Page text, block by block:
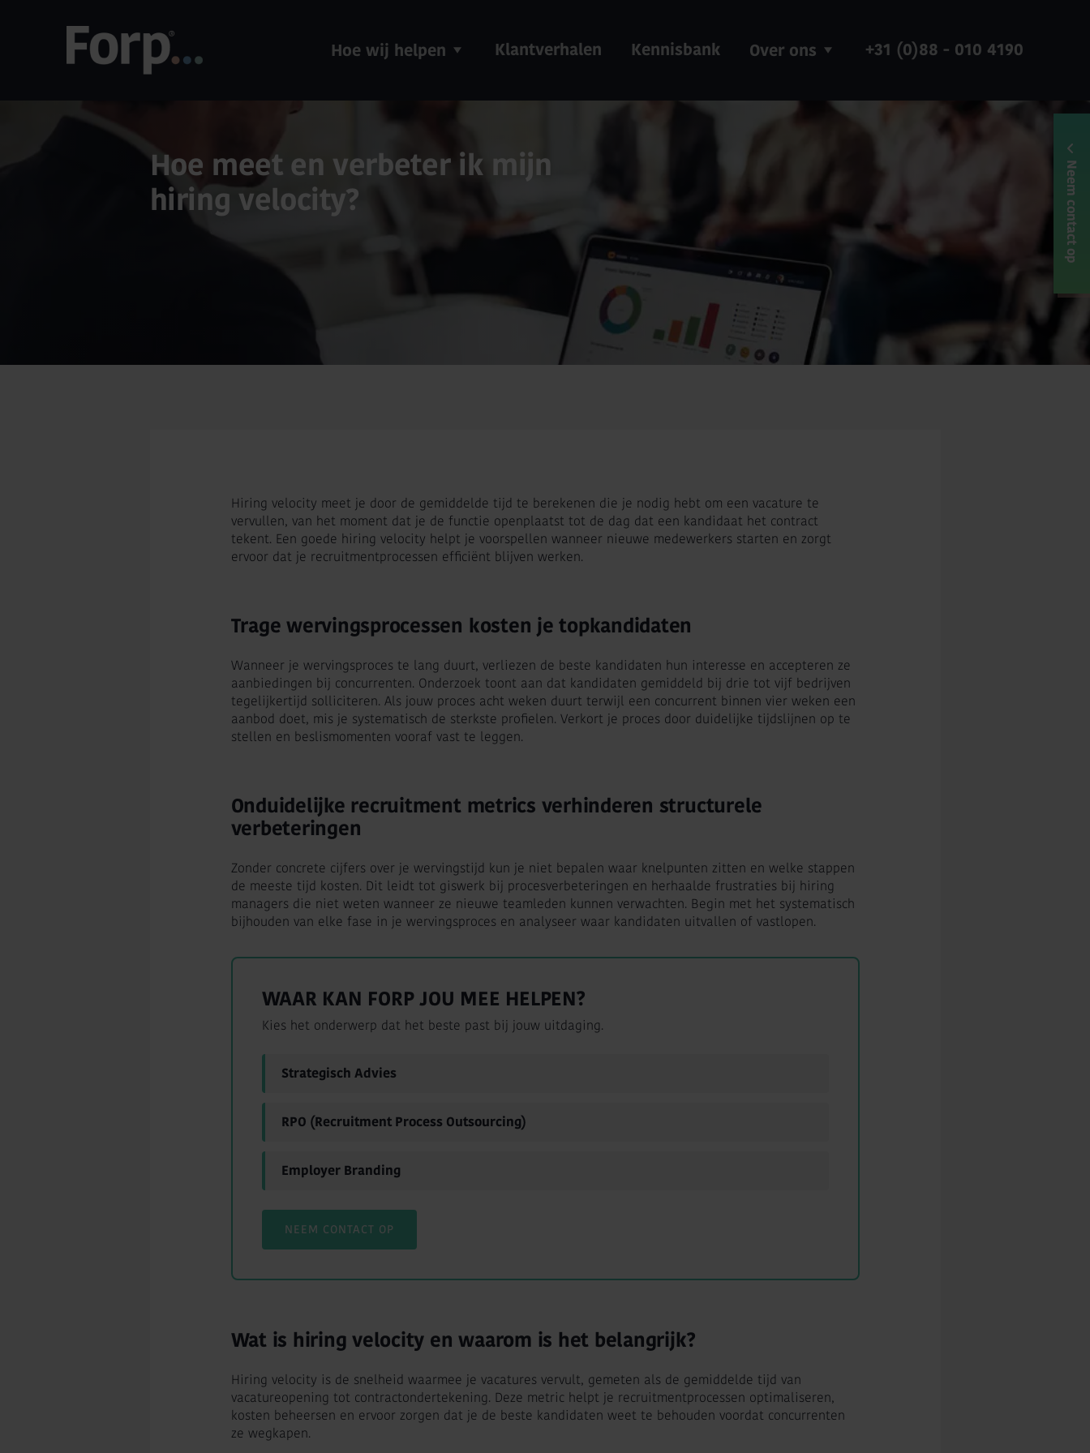
Hoe wij helpen Klantverhalen Kennisbank Over ons +31 (0)88 - 010 4190
Hoe meet en verbeter ik mijn
hiring velocity?
Hiring velocity meet je door de gemiddelde tijd te berekenen die je nodig hebt om een vacature te
vervullen, van het moment dat je de functie openplaatst tot de dag dat een kandidaat het contract
tekent. Een goede hiring velocity helpt je voorspellen wanneer nieuwe medewerkers starten en zorgt
ervoor dat je recruitmentprocessen efficiënt blijven werken.
Trage wervingsprocessen kosten je topkandidaten
Wanneer je wervingsproces te lang duurt, verliezen de beste kandidaten hun interesse en accepteren ze
aanbiedingen bij concurrenten. Onderzoek toont aan dat kandidaten gemiddeld bij drie tot vijf bedrijven
tegelijkertijd solliciteren. Als jouw proces acht weken duurt terwijl een concurrent binnen vier weken een
aanbod doet, mis je systematisch de sterkste profielen. Verkort je proces door duidelijke tijdslijnen op te
stellen en beslismomenten vooraf vast te leggen.
Onduidelijke recruitment metrics verhinderen structurele
verbeteringen
Zonder concrete cijfers over je wervingstijd kun je niet bepalen waar knelpunten zitten en welke stappen
de meeste tijd kosten. Dit leidt tot giswerk bij procesverbeteringen en herhaalde frustraties bij hiring
managers die niet weten wanneer ze nieuwe teamleden kunnen verwachten. Begin met het systematisch
bijhouden van elke fase in je wervingsproces en analyseer waar kandidaten uitvallen of vastlopen.
WAAR KAN FORP JOU MEE HELPEN?
Kies het onderwerp dat het beste past bij jouw uitdaging.
Strategisch Advies
RPO (Recruitment Process Outsourcing)
Employer Branding
NEEM CONTACT OP
Wat is hiring velocity en waarom is het belangrijk?
Hiring velocity is de snelheid waarmee je vacatures vervult, gemeten als de gemiddelde tijd van
vacatureopening tot contractondertekening. Deze metric helpt je recruitmentprocessen optimaliseren,
kosten beheersen en ervoor zorgen dat je de beste kandidaten weet te behouden voordat concurrenten
ze wegkapen.
Neem contact op